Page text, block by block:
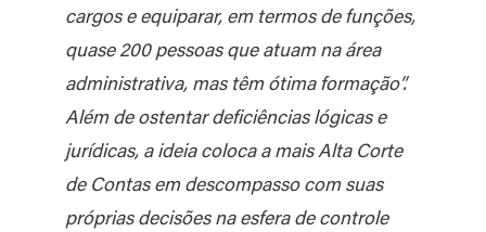
cargos e equiparar, em termos de funções,
quase 200 pessoas que atuam na área
administrativa, mas têm ótima formação”.
Além de ostentar deficiências lógicas e
jurídicas, a ideia coloca a mais Alta Corte
de Contas em descompasso com suas
próprias decisões na esfera de controle